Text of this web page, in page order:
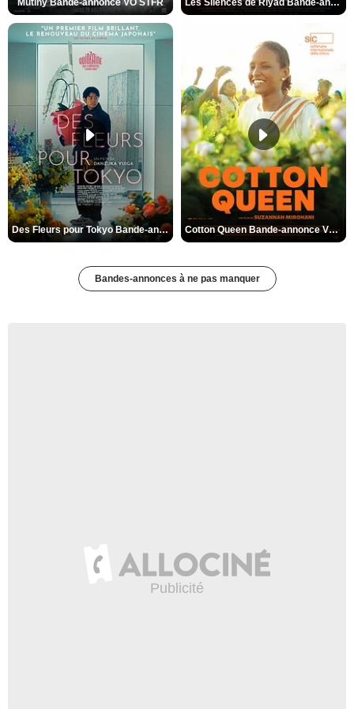
Mutiny Bande-annonce VO STFR Les Silences de Riyad Bande-annonce VO STFR
Des Fleurs pour Tokyo Bande-annonce VO STFR Cotton Queen Bande-annonce VO STFR
Bandes-annonces à ne pas manquer